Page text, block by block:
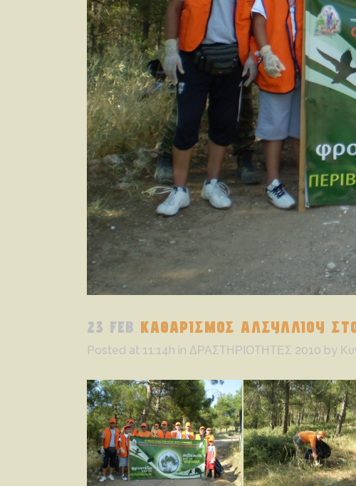
23 FEB ΚΑΘΑΡΙΣΜΟΣ ΑΛΣΥΛΛΙΟΥ
Posted at 11:14h in ΔΡΑΣΤΗΡΙΟΤΗΤΕΣ 2010 by